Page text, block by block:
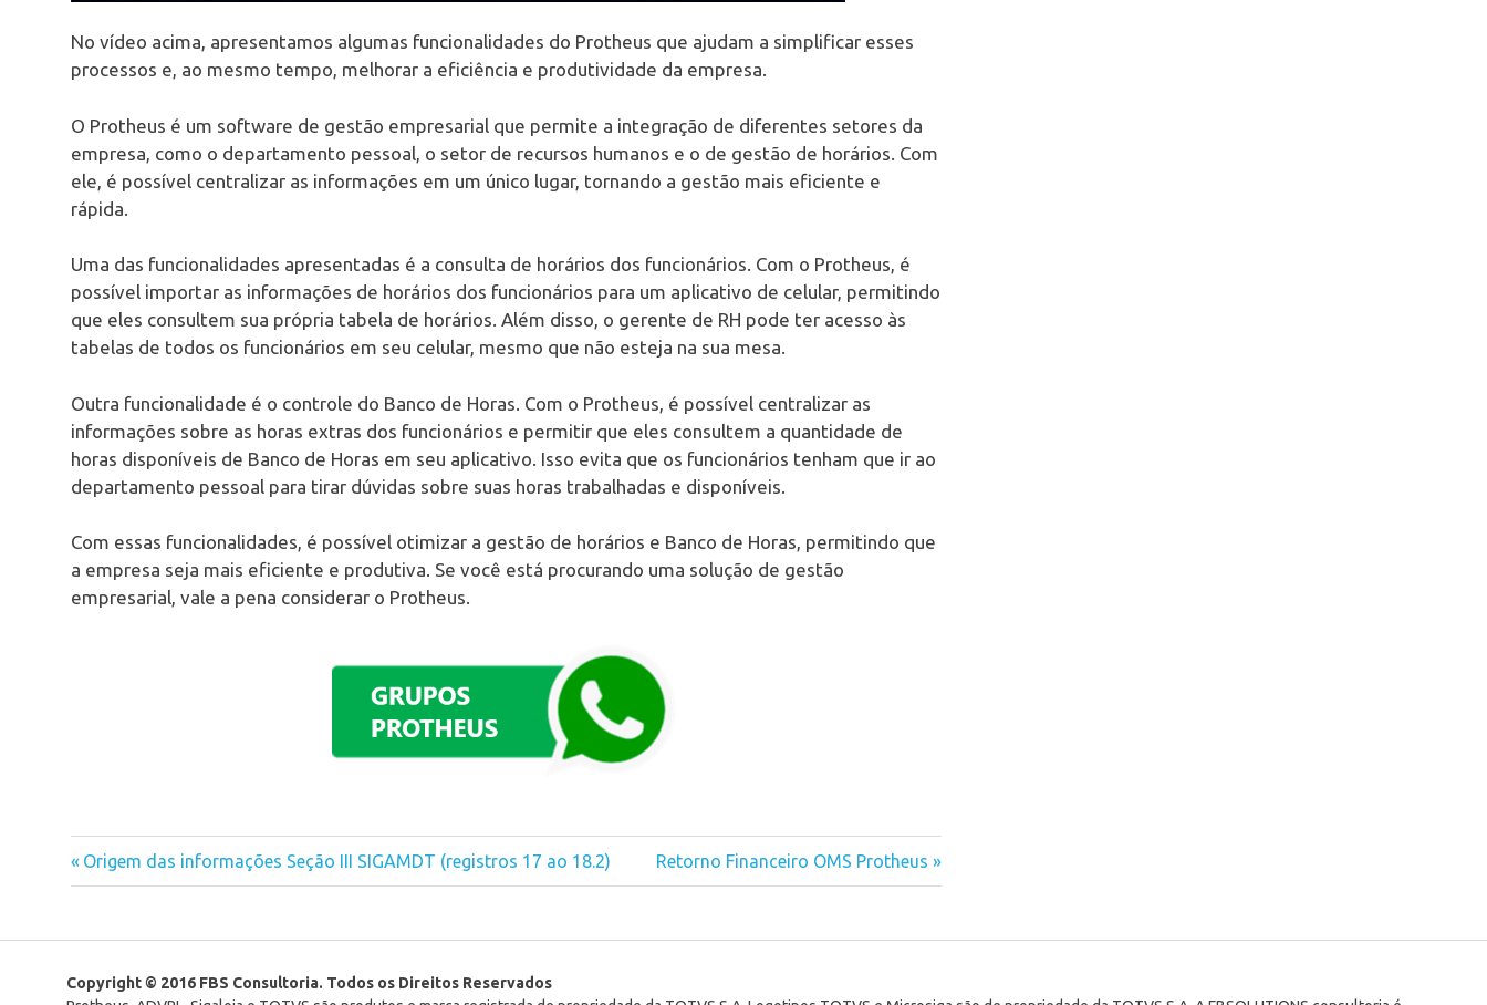
No vídeo acima, apresentamos algumas funcionalidades do Protheus que ajudam a simplificar esses
processos e, ao mesmo tempo, melhorar a eficiência e produtividade da empresa.
O Protheus é um software de gestão empresarial que permite a integração de diferentes setores da
empresa, como o departamento pessoal, o setor de recursos humanos e o de gestão de horários. Com
ele, é possível centralizar as informações em um único lugar, tornando a gestão mais eficiente e
rápida.
Uma das funcionalidades apresentadas é a consulta de horários dos funcionários. Com o Protheus, é
possível importar as informações de horários dos funcionários para um aplicativo de celular, permitindo
que eles consultem sua própria tabela de horários. Além disso, o gerente de RH pode ter acesso às
tabelas de todos os funcionários em seu celular, mesmo que não esteja na sua mesa.
Outra funcionalidade é o controle do Banco de Horas. Com o Protheus, é possível centralizar as
informações sobre as horas extras dos funcionários e permitir que eles consultem a quantidade de
horas disponíveis de Banco de Horas em seu aplicativo. Isso evita que os funcionários tenham que ir ao
departamento pessoal para tirar dúvidas sobre suas horas trabalhadas e disponíveis.
Com essas funcionalidades, é possível otimizar a gestão de horários e Banco de Horas, permitindo que
a empresa seja mais eficiente e produtiva. Se você está procurando uma solução de gestão
empresarial, vale a pena considerar o Protheus.
Navegação
Post
Previous
Post:
Origem das informações Seção III SIGAMDT (registros 17 ao 18.2)
Next
Post:
Retorno Financeiro OMS Protheus
Copyright © 2016 FBS Consultoria. Todos os Direitos Reservados